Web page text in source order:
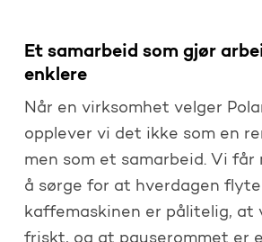
Et samarbeid som gjør
enklere
Når en virksomhet velger
opplever vi det ikke som en
men som et samarbeid. Vi får
å sørge for at hverdagen
kaffemaskinen er pålitelig, at